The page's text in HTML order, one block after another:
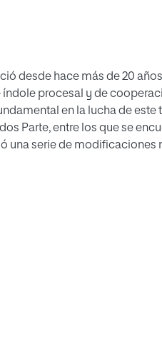
desde hace más de 20
procesal y de
en la lucha de este
Parte, entre los que se
una serie de modificaciones
a dicho Convenio y cómo,
reformas normativas,
práctica y que repercute en